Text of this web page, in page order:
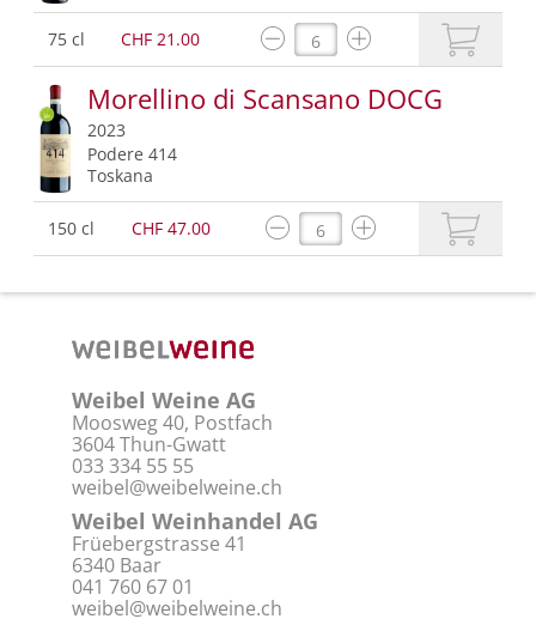
75 cl CHF 21.00
Morellino di Scansano DOCG
2023
Podere 414
Toskana
150 cl CHF 47.00
Weibel Weine AG
Moosweg 40, Postfach
3604 Thun-Gwatt
033 334 55 55
weibel@weibelweine.ch
Weibel Weinhandel AG
Früebergstrasse 41
6340 Baar
041 760 67 01
weibel@weibelweine.ch